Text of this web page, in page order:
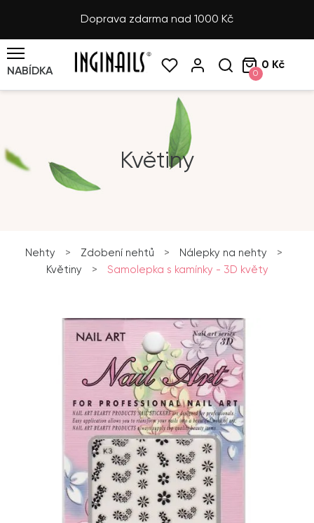
Doprava zdarma nad 1000 Kč
NABÍDKA 0
0 Kč
Květiny
Nehty > Zdobení nehtů > Nálepky na nehty
>
Květiny
> Samolepka s kamínky - 3D květy